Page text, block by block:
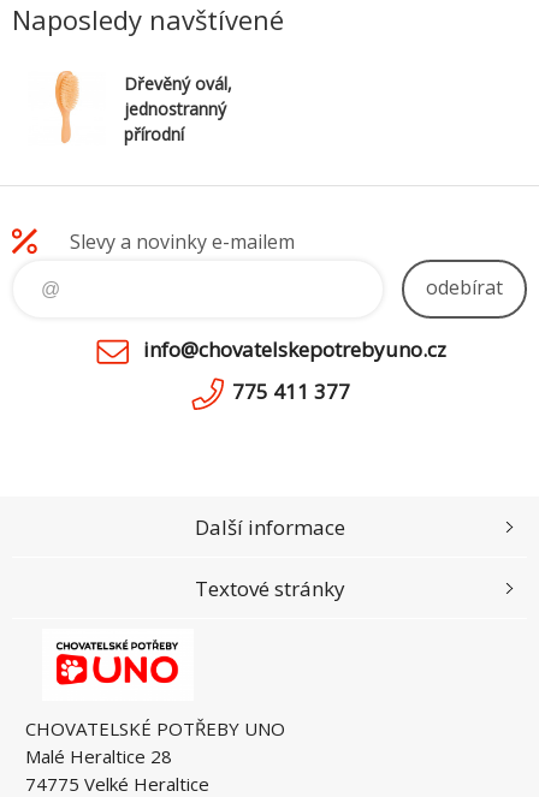
Naposledy navštívené
Dřevěný ovál,
jednostranný
přírodní
cm
Slevy a novinky e-mailem
odebírat
info@chovatelskepotrebyuno.cz
775 411 377
CHOVATELSKÉ POTŘEBY UNO
Malé Heraltice 28
74775 Velké Heraltice
Další informace
Textové stránky